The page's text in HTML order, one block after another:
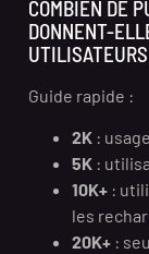
COMBIEN DE
DONNENT-
Guide rapide :
2K :
5K :
10K+ :
les
20K+ :